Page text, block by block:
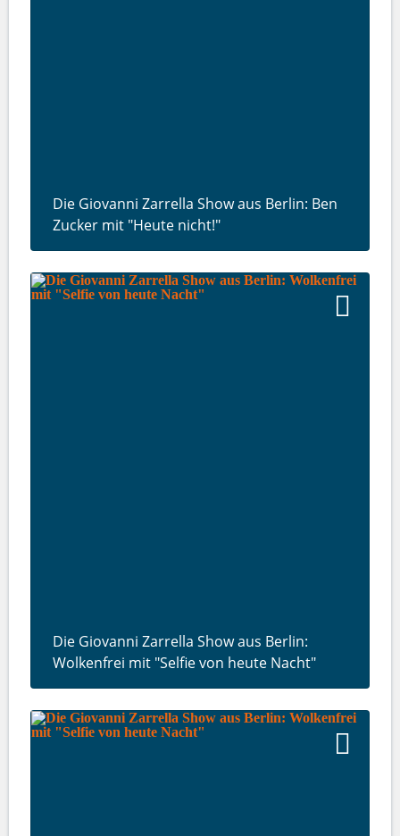
Die Giovanni Zarrella Show aus Berlin: Ben
Zucker mit "Heute nicht!"
Die Giovanni Zarrella Show aus Berlin:
Wolkenfrei mit "Selfie von heute Nacht"